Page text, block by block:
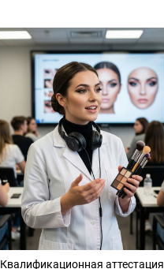
Квалификационная аттестация